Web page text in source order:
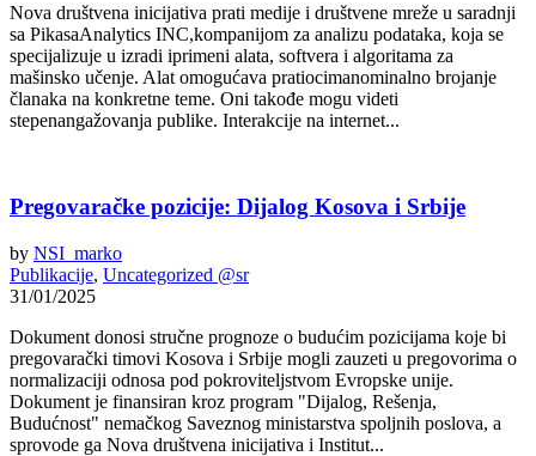
Nova društvena inicijativa prati medije i društvene mreže u saradnji
sa PikasaAnalytics INC,kompanijom za analizu podataka, koja se
specijalizuje u izradi iprimeni alata, softvera i algoritama za
mašinsko učenje. Alat omogućava pratiocimanominalno brojanje
članaka na konkretne teme. Oni takođe mogu videti
stepenangažovanja publike. Interakcije na internet...
Pregovaračke pozicije: Dijalog Kosova i Srbije
by NSI_marko
Publikacije, Uncategorized @sr
31/01/2025
Dokument donosi stručne prognoze o budućim pozicijama koje bi
pregovarački timovi Kosova i Srbije mogli zauzeti u pregovorima o
normalizaciji odnosa pod pokroviteljstvom Evropske unije.
Dokument je finansiran kroz program "Dijalog, Rešenja,
Budućnost" nemačkog Saveznog ministarstva spoljnih poslova, a
sprovode ga Nova društvena inicijativa i Institut...